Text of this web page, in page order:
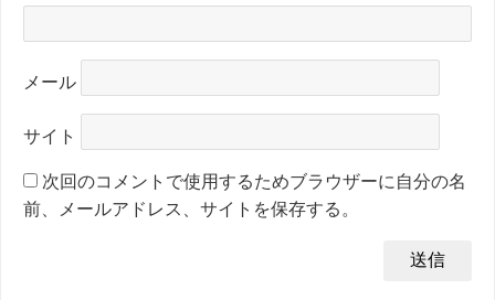
メール
サイト
次回のコメントで使用するためブラウザーに自分の名
前、メールアドレス、サイトを保存する。